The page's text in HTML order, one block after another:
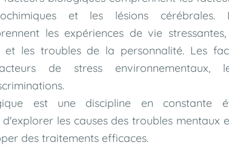
et les lésions cérébrales.
les expériences de vie
les troubles de la personnalité. Les
de stress environnementaux,
est une discipline en constante
les causes des troubles mentaux
des traitements efficaces.